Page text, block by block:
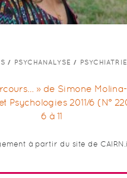
/ PSYCHANALYSE / PSYCHIATRIE
» de Simone
Psychologies 2011/6 (N°
6 à 11
à partir du site de